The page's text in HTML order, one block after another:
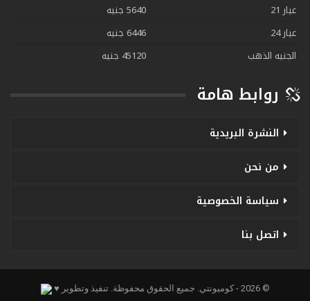
عيار 21
5640 جنيه
عيار 24
6446 جنيه
الجنيه الذهب
45120 جنيه
روابط هامة
النشرة البريدية
من نحن
سياسة الخصوصية
اتصل بنا
© 2026 - كوميونتي. جميع الحقوق محفوظة. تنفيذ وتطوير ♥